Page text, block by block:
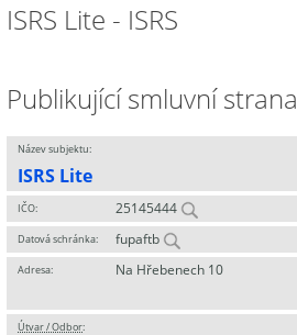
ISRS Lite - ISRS
Publikující smluvní strana
Název subjektu:
ISRS Lite
IČO: 25145444
Datová schránka: fupaftb
Adresa: Na Hřebenech 10
Útvar / Odbor: